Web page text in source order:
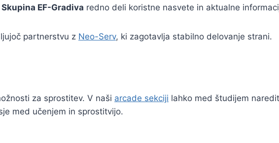
Skupina EF-Gradiva redno deli koristne nasvete in aktualne
partnerstvu z Neo-Serv, ki zagotavlja stabilno delovanje strani.
za sprostitev. V naši arcade sekciji lahko med študijem
med učenjem in sprostitvijo.